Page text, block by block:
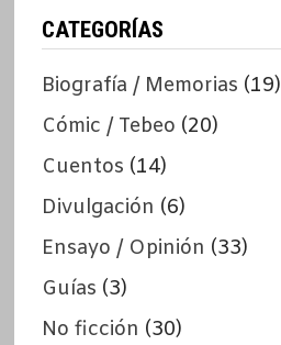
CATEGORÍAS
Biografía / Memorias (19)
Cómic / Tebeo (20)
Cuentos (14)
Divulgación (6)
Ensayo / Opinión (33)
Guías (3)
No ficción (30)